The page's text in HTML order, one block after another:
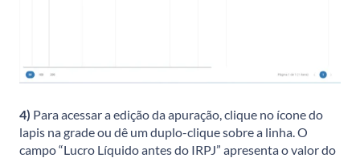
4) Para acessar a edição da apuração, clique no ícone do
lapis na grade ou dê um duplo-clique sobre a linha. O
campo “Lucro Líquido antes do IRPJ” apresenta o valor do